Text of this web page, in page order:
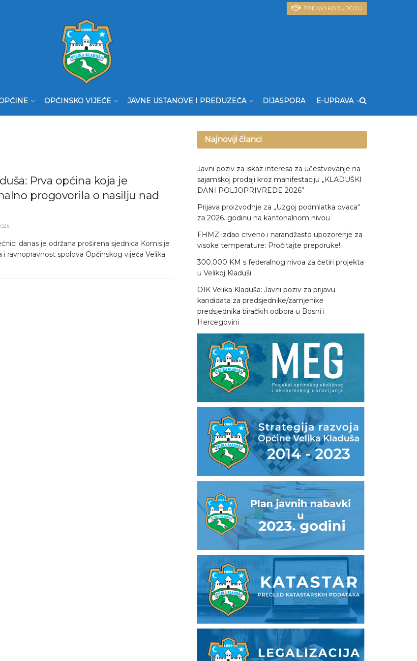
PRIJAVI KORUPCIJU
OPĆINSKO VIJEĆE JAVNE USTANOVE I PREDUZEĆA DIJASPORA E-UPRAVA
Prva općina koja je
progovorila o nasilju nad
danas je održana proširena sjednica Komisije
i ravnopravnost spolova Općinskog vijeća Velika
Najnoviji članci
Javni poziv za iskaz interesa za učestvovanje na
sajamskoj prodaji kroz manifestaciju „KLADUŠKI
DANI POLJOPRIVREDE 2026”
Prijava proizvodnje za „Uzgoj podmlatka ovaca“
za 2026. godinu na kantonalnom nivou
FHMZ izdao crveno i narandžasto upozorenje za
visoke temperature: Pročitajte preporuke!
300.000 KM s federalnog nivoa za četiri projekta
u Velikoj Kladuši
OIK Velika Kladuša: Javni poziv za prijavu
kandidata za predsjednike/zamjenike
predsjednika biračkih odbora u Bosni i
Hercegovini